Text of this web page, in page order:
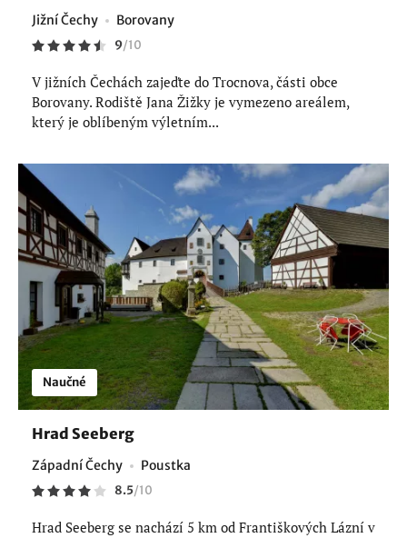
Jižní Čechy Borovany
9/10
V jižních Čechách zajeďte do Trocnova, části obce
Borovany. Rodiště Jana Žižky je vymezeno areálem,
který je oblíbeným výletním...
Naučné
Hrad Seeberg
Západní Čechy Poustka
8.5/10
Hrad Seeberg se nachází 5 km od Františkových Lázní v